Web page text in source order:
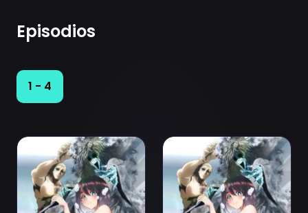
Episodios
1 - 4
Ver Ushiro no Shoumen Kamui-san Episodio 1
Ver Ushiro no Shoumen